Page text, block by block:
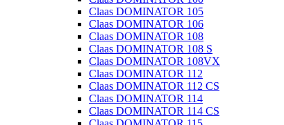
Claas DOMINATOR 105
Claas DOMINATOR 106
Claas DOMINATOR 108
Claas DOMINATOR 108 S
Claas DOMINATOR 108VX
Claas DOMINATOR 112
Claas DOMINATOR 112 CS
Claas DOMINATOR 114
Claas DOMINATOR 114 CS